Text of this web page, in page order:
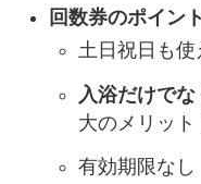
回数券のポイン
土日祝日も使
入浴だけで
大のメリット
有効期限なし